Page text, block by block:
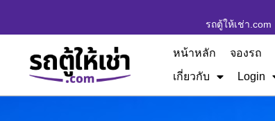
รถตู้ให้เช่า.com
หน้าหลัก จองรถ
เกี่ยวกับ
Login